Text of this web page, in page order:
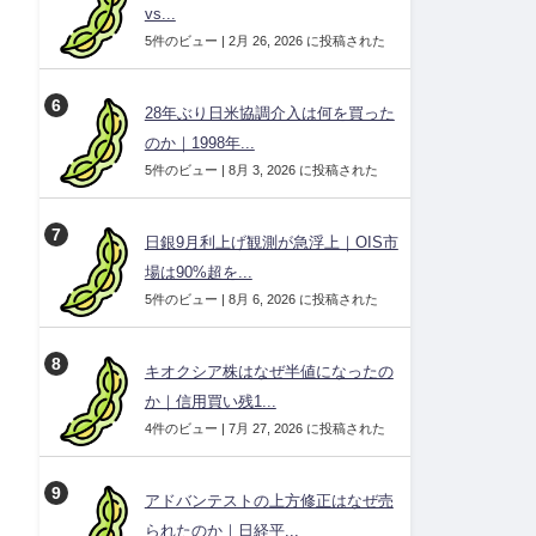
vs...
5件のビュー | 2月 26, 2026 に投稿された
28年ぶり日米協調介入は何を買った
のか｜1998年...
5件のビュー | 8月 3, 2026 に投稿された
日銀9月利上げ観測が急浮上｜OIS市
場は90%超を...
5件のビュー | 8月 6, 2026 に投稿された
キオクシア株はなぜ半値になったの
か｜信用買い残1...
4件のビュー | 7月 27, 2026 に投稿された
アドバンテストの上方修正はなぜ売
られたのか｜日経平...